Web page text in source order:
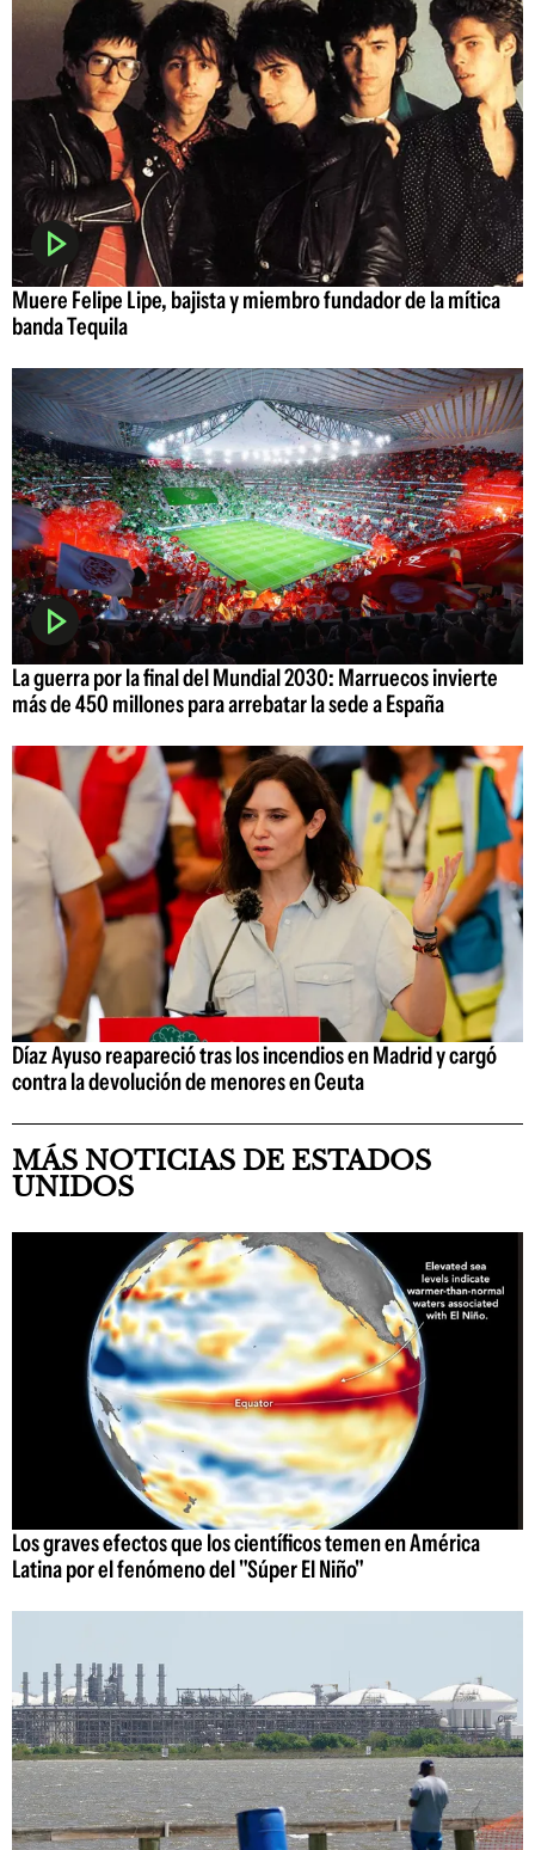
Muere Felipe Lipe, bajista y miembro fundador de la mítica
banda Tequila
La guerra por la final del Mundial 2030: Marruecos invierte
más de 450 millones para arrebatar la sede a España
Díaz Ayuso reapareció tras los incendios en Madrid y cargó
contra la devolución de menores en Ceuta
MÁS NOTICIAS DE ESTADOS
UNIDOS
Los graves efectos que los científicos temen en América
Latina por el fenómeno del "Súper El Niño"